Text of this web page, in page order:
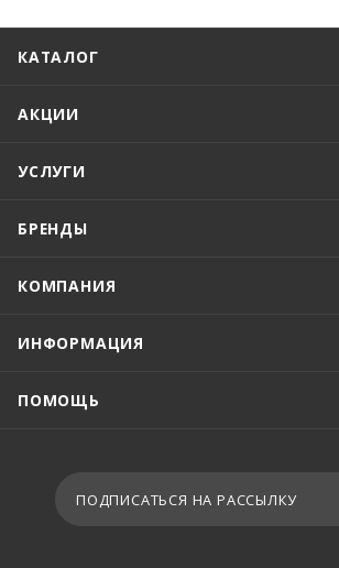
КАТАЛОГ
АКЦИИ
УСЛУГИ
БРЕНДЫ
КОМПАНИЯ
ИНФОРМАЦИЯ
ПОМОЩЬ
ПОДПИСАТЬСЯ НА РАССЫЛКУ